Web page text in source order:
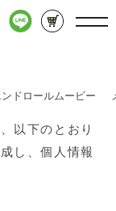
針
ドロールムービー
以下のとおり
し、個人情報